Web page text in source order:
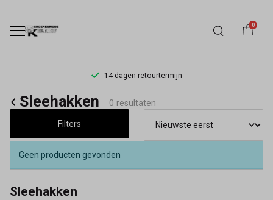
0
14 dagen retourtermijn
Sleehakken
Schoenmode
Kerkhof
Sleehakken 0 resultaten
Filters
Geen producten gevonden
Sleehakken